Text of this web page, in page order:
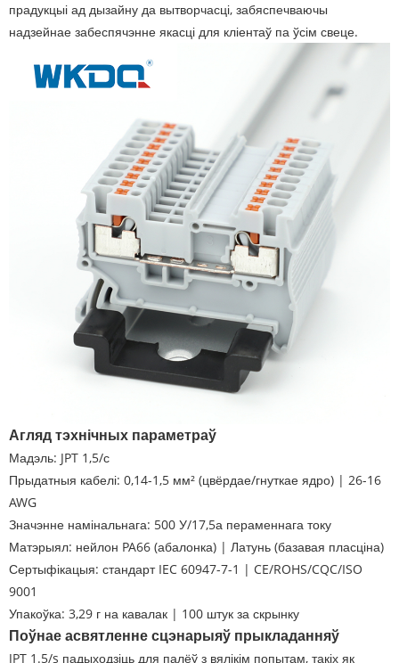
прадукцыі ад дызайну да вытворчасці, забяспечваючы
надзейнае забеспячэнне якасці для кліентаў па ўсім свеце.
Агляд тэхнічных параметраў
Мадэль: JPT 1,5/с
Прыдатныя кабелі: 0,14-1,5 мм² (цвёрдае/гнуткае ядро) | 26-16
AWG
Значэнне намінальнага: 500 У/17,5а пераменнага току
Матэрыял: нейлон PA66 (абалонка) | Латунь (базавая пласціна)
Сертыфікацыя: стандарт IEC 60947-7-1 | CE/ROHS/CQC/ISO
9001
Упакоўка: 3,29 г на кавалак | 100 штук за скрынку
Поўнае асвятленне сцэнарыяў прыкладанняў
JPT 1.5/s падыходзіць для палёў з вялікім попытам, такіх як